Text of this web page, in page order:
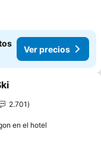
Ver precios
favoritos
2.701
en el hotel